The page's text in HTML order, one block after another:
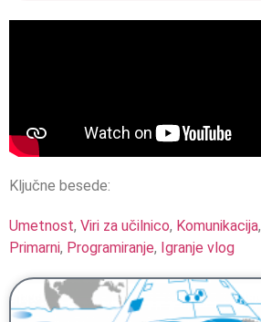
Ključne besede:
Umetnost, Viri za učilnico, Komunikacija,
Primarni, Programiranje, Igranje vlog